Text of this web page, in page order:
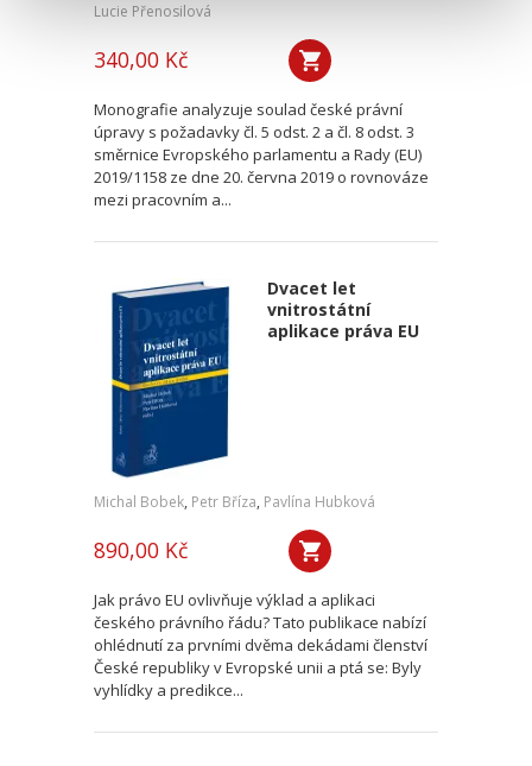
Lucie Přenosilová
340,00 Kč
Monografie analyzuje soulad české právní
úpravy s požadavky čl. 5 odst. 2 a čl. 8 odst. 3
směrnice Evropského parlamentu a Rady (EU)
2019/1158 ze dne 20. června 2019 o rovnováze
mezi pracovním a...
Dvacet let
vnitrostátní
aplikace práva EU
Michal Bobek, Petr Bříza, Pavlína Hubková
890,00 Kč
Jak právo EU ovlivňuje výklad a aplikaci
českého právního řádu? Tato publikace nabízí
ohlédnutí za prvními dvěma dekádami členství
České republiky v Evropské unii a ptá se: Byly
vyhlídky a predikce...